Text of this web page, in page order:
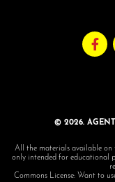
© 2026.
All the materials available on
only intended for educational
Commons License: Want to